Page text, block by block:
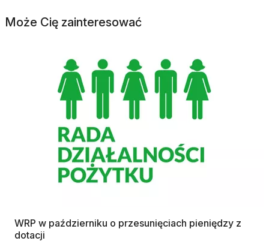
Może Cię zainteresować
WRP w październiku o przesunięciach pieniędzy z
dotacji